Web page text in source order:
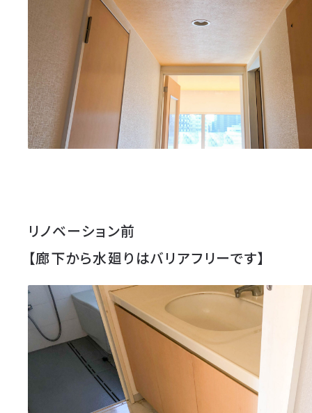
リノベーション前
【廊下から水廻りはバリアフリーです】